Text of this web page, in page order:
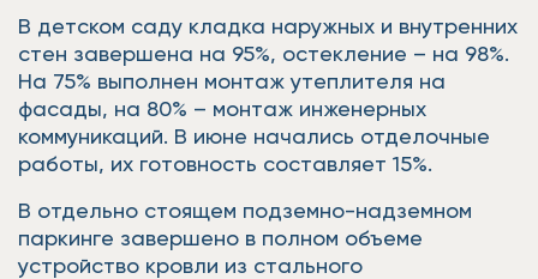
В детском саду кладка наружных и внутренних
стен завершена на 95%, остекление – на 98%.
На 75% выполнен монтаж утеплителя на
фасады, на 80% – монтаж инженерных
коммуникаций. В июне начались отделочные
работы, их готовность составляет 15%.
В отдельно стоящем подземно-надземном
паркинге завершено в полном объеме
устройство кровли из стального